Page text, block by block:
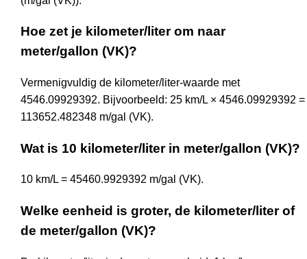
Hoe zet je kilometer/liter om naar
meter/gallon (VK)?
Vermenigvuldig de kilometer/liter-waarde met
4546.09929392. Bijvoorbeeld: 25 km/L × 4546.09929392 =
113652.482348 m/gal (VK).
Wat is 10 kilometer/liter in meter/gallon (VK)?
10 km/L = 45460.9929392 m/gal (VK).
Welke eenheid is groter, de kilometer/liter of
de meter/gallon (VK)?